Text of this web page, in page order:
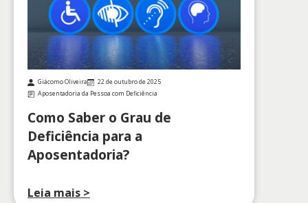
Giácomo Oliveira
22 de outubro de 2025
Aposentadoria da Pessoa com Deficiência
Como Saber o Grau de
Deficiência para a
Aposentadoria?
Leia mais >